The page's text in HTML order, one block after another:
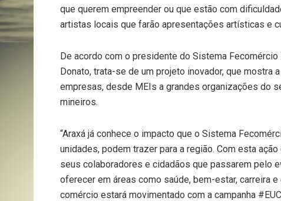
que querem empreender ou que estão com
artistas locais que farão apresentações artísticas e
De acordo com o presidente do Sistema
Donato, trata-se de um projeto inovador, que
empresas, desde MEIs a grandes organizações do
mineiros.
“Araxá já conhece o impacto que o Sistema
unidades, podem trazer para a região. Com esta
seus colaboradores e cidadãos que passarem pelo
oferecer em áreas como saúde, bem-estar, carreira
comércio estará movimentado com a campanha